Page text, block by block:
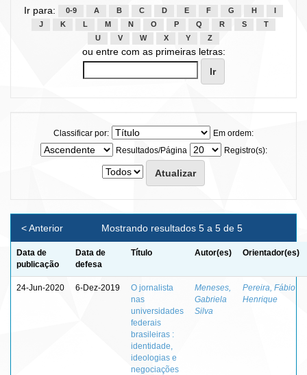
Ir para: 0-9 A B C D E F G H
J
K L M N O P Q R S
T
U
V W X Y Z
ou entre com as primeiras letras:
Classificar por:
Em ordem:
Resultados/Página
Registro(s):
Mostrando resultados 5 a 5 de 5
< Anterior
Data de
publicação
Data de
defesa
Título Autor(es) Orientador(es)
24-Jun-2020 6-Dez-2019
O jornalista
nas
universidades
federais
brasileiras :
identidade,
ideologias e
negociações
Meneses,
Gabriela
Silva
Pereira, Fábio
Henrique